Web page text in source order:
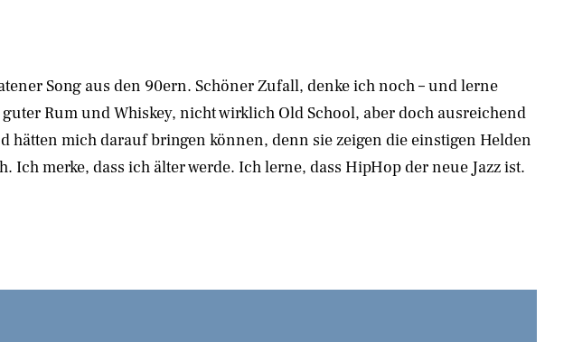
Song aus den 90ern. Schöner Zufall, denke ich noch – und lerne
Rum und Whiskey, nicht wirklich Old School, aber doch ausreichend
hätten mich darauf bringen können, denn sie zeigen die einstigen Helden
merke, dass ich älter werde. Ich lerne, dass HipHop der neue Jazz ist.